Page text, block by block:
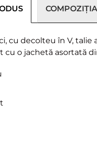
cu decolteu în V,
cu o jachetă asortată